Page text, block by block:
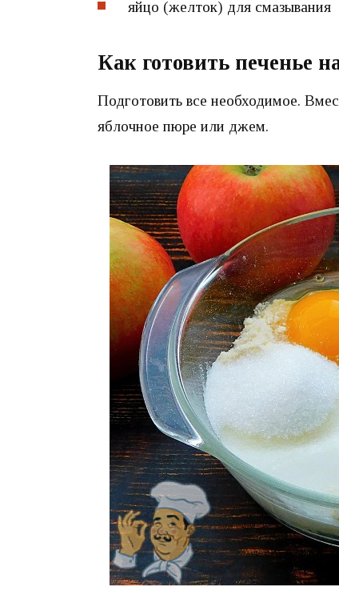
яйцо (желток) для смазывания
Как готовить печенье
Подготовить все необходимое.
яблочное пюре или джем.